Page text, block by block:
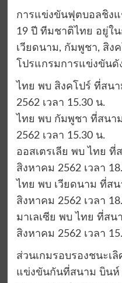
การแข่งขันฟุตบอลชิงแ
19 ปี ทีมชาติไทย อยู่ใ
เวียดนาม, กัมพูชา, สิง
โปรแกรมการแข่งขันดั
ไทย พบ สิงคโปร์ ที่สน
2562 เวลา 15.30 น.
ไทย พบ กัมพูชา ที่สนา
2562 เวลา 15.30 น.
ออสเตรเลีย พบ ไทย ที่
สิงหาคม 2562 เวลา
ไทย พบ เวียดนาม ที่ส
สิงหาคม 2562 เวลา
มาเลเซีย พบ ไทย ที่สน
สิงหาคม 2562 เวลา
ส่วนเกมรอบรองชนะเ
แข่งขันกันที่สนาม บินห์